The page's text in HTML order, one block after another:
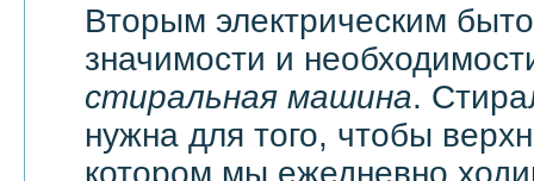
Вторым электрическим
значимости и
стиральная машина.
нужна для того, чтобы
котором мы ежедневно